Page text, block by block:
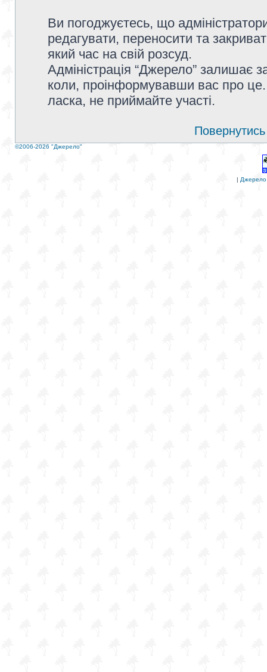
Ви погоджуєтесь, що
редагувати, переносити та
який час на свій розсуд.
Адміністрація “Джерело” залишає
коли, проінформувавши вас про
ласка, не приймайте участі.
Повернутись
©2006-2026 "Джерело"
| Джерело